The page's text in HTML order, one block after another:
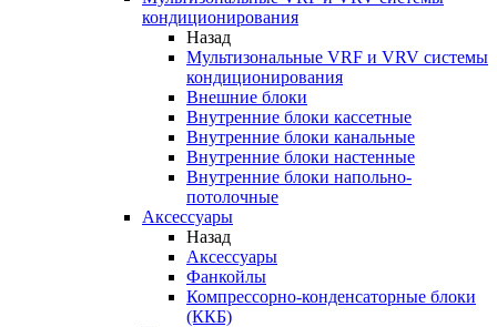
кондиционирования
Назад
Мультизональные VRF и VRV системы
кондиционирования
Внешние блоки
Внутренние блоки кассетные
Внутренние блоки канальные
Внутренние блоки настенные
Внутренние блоки напольно-
потолочные
Аксессуары
Назад
Аксессуары
Фанкойлы
Компрессорно-конденсаторные блоки
(ККБ)